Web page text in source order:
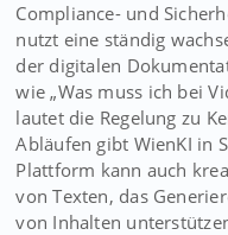
Compliance- und
nutzt eine ständig
der digitalen
wie „Was muss ich bei
lautet die Regelung zu
Abläufen gibt WienKI in
Plattform kann auch
von Texten, das
von Inhalten